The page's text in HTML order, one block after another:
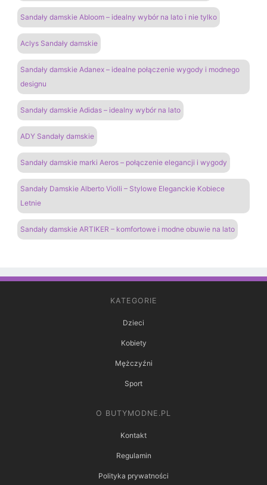
Sandały damskie Abloom – idealny wybór na lato i nie tylko
Aclys Sandały damskie
Sandały damskie Adanex – idealne połączenie wygody i modnego
designu
Sandały damskie Adidas – idealny wybór na lato
ADY Sandały damskie
Sandały damskie marki Aeros – połączenie elegancji i wygody
Sandały Damskie Alberto Violli – Stylowe Eleganckie Kobiece
Letnie
Sandały damskie ARTIKER – komfortowe i modne obuwie na lato
KATEGORIE
Dzieci
Kobiety
Mężczyźni
Sport
O BUTYMODNE.PL
Kontakt
Regulamin
Polityka prywatności